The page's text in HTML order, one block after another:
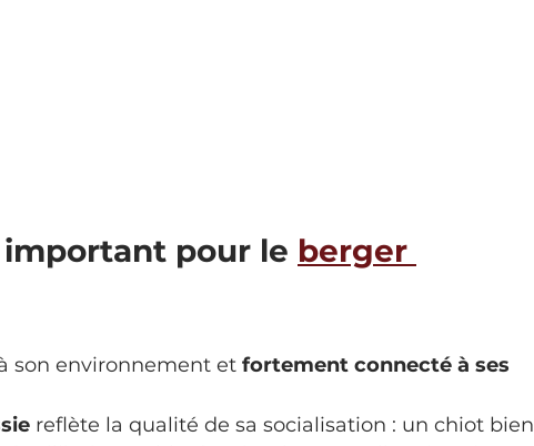
important pour le berger
son environnement et fortement connecté à ses
reflète la qualité de sa socialisation : un chiot bien